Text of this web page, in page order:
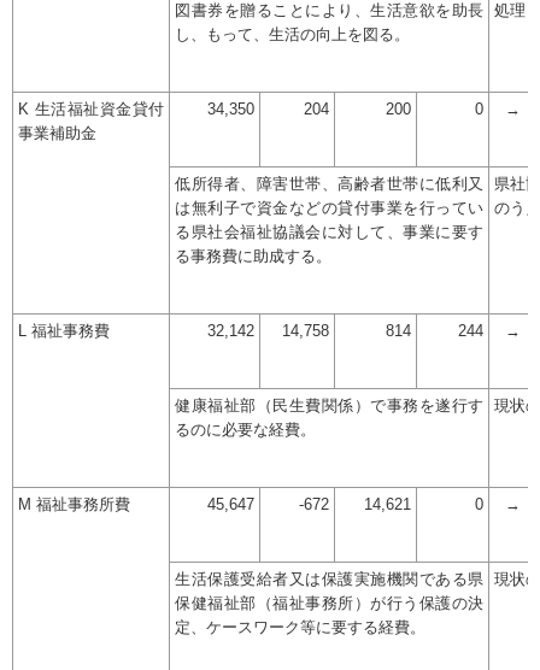
図書券を贈ることにより、生活意欲を助長
し、もって、生活の向上を図る。
処理
K 生活福祉資金貸付
事業補助金
34,350 204 200 0 →
低所得者、障害世帯、高齢者世帯に低利又
は無利子で資金などの貸付事業を行ってい
る県社会福祉協議会に対して、事業に要す
る事務費に助成する。
県社
のう
L 福祉事務費 32,142 14,758 814 244 →
健康福祉部（民生費関係）で事務を遂行す
るのに必要な経費。
現状
M 福祉事務所費 45,647 -672 14,621 0 →
生活保護受給者又は保護実施機関である県
保健福祉部（福祉事務所）が行う保護の決
定、ケースワーク等に要する経費。
現状